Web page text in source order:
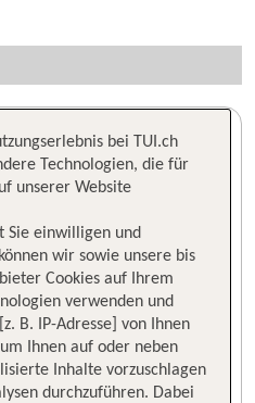
bei TUI.ch
Technologien, die für
unserer Website
Sie einwilligen und
wir sowie unsere bis
Cookies auf Ihrem
verwenden und
B. IP-Adresse] von Ihnen
Ihnen auf oder neben
Inhalte vorzuschlagen
durchzuführen. Dabei